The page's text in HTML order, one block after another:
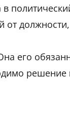
от
его
решение